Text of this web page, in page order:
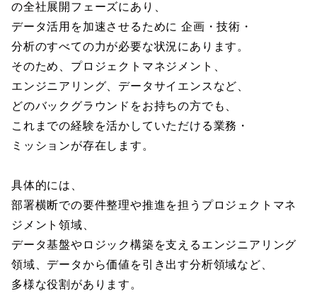
の全社展開フェーズにあり、
データ活用を加速させるために 企画・技術・
分析のすべての力が必要な状況にあります。
そのため、プロジェクトマネジメント、
エンジニアリング、データサイエンスなど、
どのバックグラウンドをお持ちの方でも、
これまでの経験を活かしていただける業務・
ミッションが存在します。
具体的には、
部署横断での要件整理や推進を担うプロジェクトマネ
ジメント領域、
データ基盤やロジック構築を支えるエンジニアリング
領域、データから価値を引き出す分析領域など、
多様な役割があります。